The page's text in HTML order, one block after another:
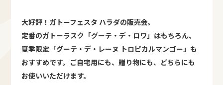
大好評！ガトーフェスタ ハラダの販売会。
定番のガトーラスク「グーテ・デ・ロワ」はもちろん、
夏季限定「グーテ・デ・レーヌ トロピカルマンゴー」も
おすすめです。ご自宅用にも、贈り物にも、どちらにも
お使いいただけます。